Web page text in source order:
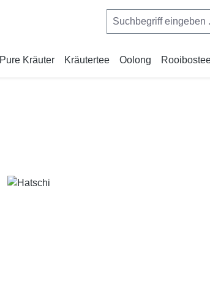
Pure Kräuter Kräutertee Oolong